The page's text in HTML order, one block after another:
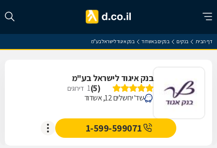
דף הבית בנקים בנקים באשדוד בנק איגוד לישראל בע"מ
בנק איגוד לישראל בע"מ
(
5
)
1 דירוגים
שד' ירושלים 12, אשדוד
1-599-599071